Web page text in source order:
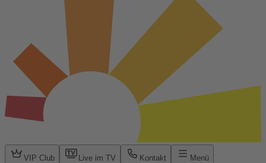
VIP Club Live im TV Kontakt Menü